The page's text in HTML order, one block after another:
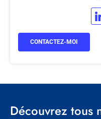
CONTACTEZ-MOI
Découvrez tous